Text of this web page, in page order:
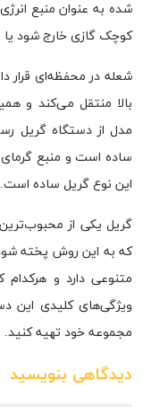
شده به عنوان منبع
کوچک گازی خارج شود یا
شعله در محفظه‌ای قرار
بالا منتقل می‌کند و
مدل از دستگاه گریل
ساده است و منبع گرمای
این نوع گریل ساده است.
گریل یکی از
که به این روش پخته
متنوعی دارد و هرکدام
ویژگی‌های کلیدی این
مجموعه خود تهیه کنید.
دیدگاهی بنویسید